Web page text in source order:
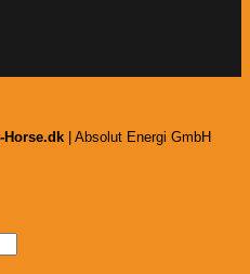
| Absolut Energi GmbH